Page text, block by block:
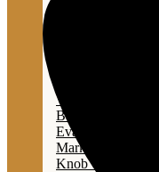
Wild Turkey
Bulleit Bourbon
Evan Williams
Marker's Mark
Knob Creek